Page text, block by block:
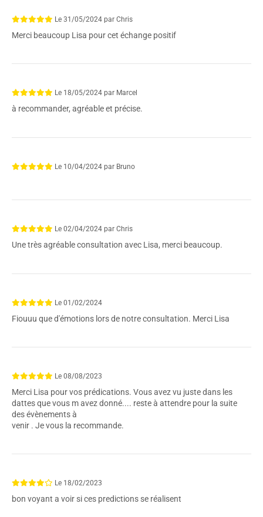
Le 31/05/2024 par Chris
Merci beaucoup Lisa pour cet échange positif
Le 18/05/2024 par Marcel
à recommander, agréable et précise.
Le 10/04/2024 par Bruno
Le 02/04/2024 par Chris
Une très agréable consultation avec Lisa, merci beaucoup.
Le 01/02/2024
Fiouuu que d'émotions lors de notre consultation. Merci Lisa
Le 08/08/2023
Merci Lisa pour vos prédications. Vous avez vu juste dans les
dattes que vous m avez donné.... reste à attendre pour la suite
des évènements à
venir . Je vous la recommande.
Le 18/02/2023
bon voyant a voir si ces predictions se réalisent